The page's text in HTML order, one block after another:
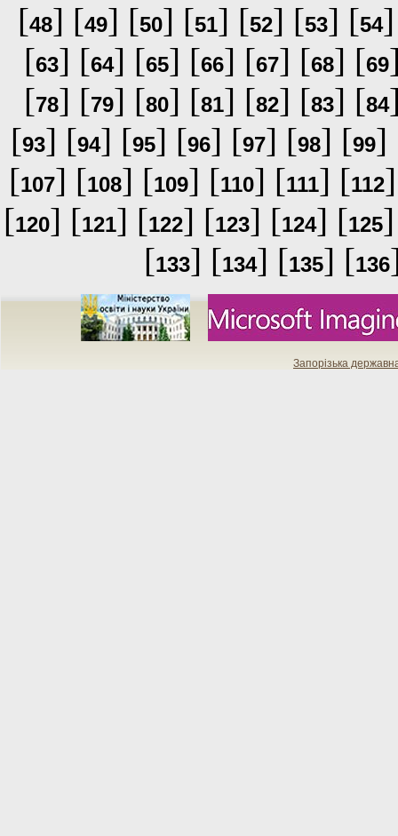
[48] [49] [50] [51] [52] [53] [54
[63] [64] [65] [66] [67] [68] [69
[78] [79] [80] [81] [82] [83] [84
[93] [94] [95] [96] [97] [98] [99]
[107] [108] [109] [110] [111] [112
[120] [121] [122] [123] [124] [125
[133] [134] [135] [136
Запорізька